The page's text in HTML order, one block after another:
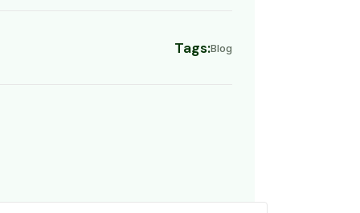
Tags:Blog